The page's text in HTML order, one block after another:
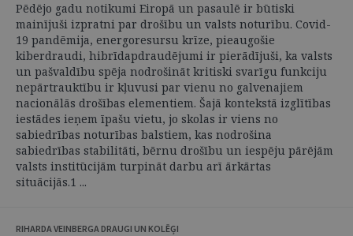
Pēdējo gadu notikumi Eiropā un pasaulē ir būtiski
mainījuši izpratni par drošību un valsts noturību. Covid-
19 pandēmija, energoresursu krīze, pieaugošie
kiberdraudi, hibrīdapdraudējumi ir pierādījuši, ka valsts
un pašvaldību spēja nodrošināt kritiski svarīgu funkciju
nepārtrauktību ir kļuvusi par vienu no galvenajiem
nacionālās drošības elementiem. Šajā kontekstā izglītības
iestādes ieņem īpašu vietu, jo skolas ir viens no
sabiedrības noturības balstiem, kas nodrošina
sabiedrības stabilitāti, bērnu drošību un iespēju pārējām
valsts institūcijām turpināt darbu arī ārkārtas
situācijās.1 ...
RIHARDA VEINBERGA DRAUGI UN KOLĒĢI